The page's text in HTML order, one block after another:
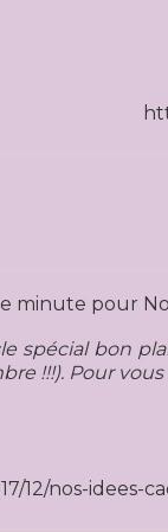
spécial bon
!!!). Pour
12/nos-idees-